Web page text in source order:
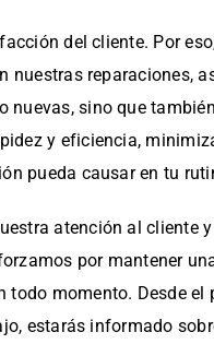
del cliente. Por
nuestras reparaciones,
nuevas, sino que
y eficiencia,
pueda causar en tu
atención al cliente
por mantener
todo momento. Desde el
estarás informado